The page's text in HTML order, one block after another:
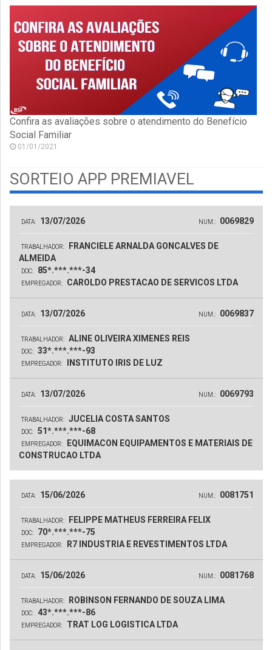
Confira as avaliações sobre o atendimento do Benefício
Social Familiar
01/01/2021
SORTEIO APP PREMIAVEL
DATA: 13/07/2026 NUM.: 0069829
TRABALHADOR:
FRANCIELE ARNALDA GONCALVES DE
ALMEIDA
DOC: 85*.***.***-34
EMPREGADOR: CAROLDO PRESTACAO DE SERVICOS LTDA
DATA: 13/07/2026 NUM.: 0069837
TRABALHADOR: ALINE OLIVEIRA XIMENES REIS
DOC: 33*.***.***-93
EMPREGADOR: INSTITUTO IRIS DE LUZ
DATA: 13/07/2026 NUM.: 0069793
TRABALHADOR: JUCELIA COSTA SANTOS
DOC: 51*.***.***-68
EMPREGADOR:
EQUIMACON EQUIPAMENTOS E MATERIAIS DE
CONSTRUCAO LTDA
DATA: 15/06/2026 NUM.: 0081751
TRABALHADOR: FELIPPE MATHEUS FERREIRA FELIX
DOC: 70*.***.***-75
EMPREGADOR: R7 INDUSTRIA E REVESTIMENTOS LTDA
DATA: 15/06/2026 NUM.: 0081768
TRABALHADOR: ROBINSON FERNANDO DE SOUZA LIMA
DOC: 43*.***.***-86
EMPREGADOR: TRAT LOG LOGISTICA LTDA